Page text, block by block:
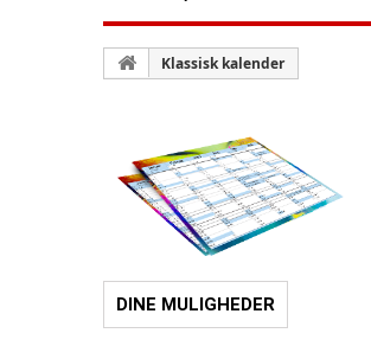
Klassisk kalender
DINE MULIGHEDER